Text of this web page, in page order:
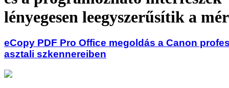
lényegesen leegyszerűsítik a
eCopy PDF Pro Office megoldás a Canon
asztali szkennereiben